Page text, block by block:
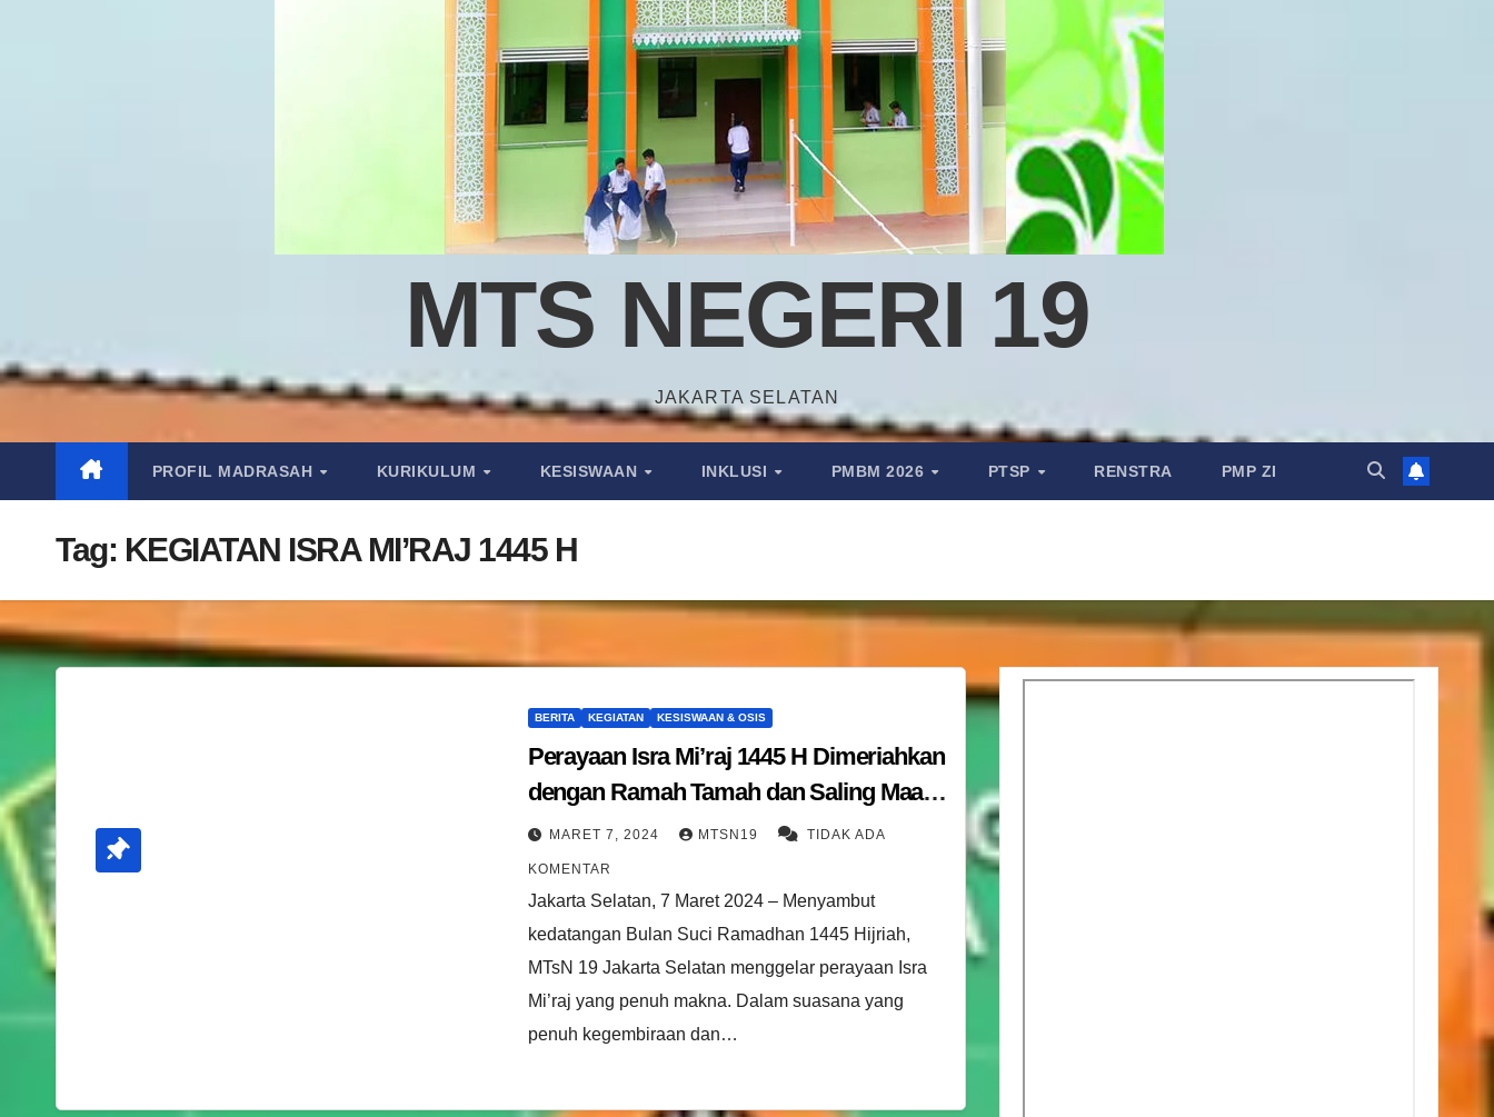
MTS NEGERI 19
JAKARTA SELATAN
PROFIL MADRASAH KURIKULUM KESISWAAN INKLUSI PMBM 2026 PTSP RENSTRA PMP ZI
Tag: KEGIATAN ISRA MI’RAJ 1445 H
BERITA KEGIATAN KESISWAAN & OSIS
Perayaan Isra Mi’raj 1445 H Dimeriahkan
dengan Ramah Tamah dan Saling Maaf-
Memaafkan Menyambut Datangnya
Bulan Suci Ramadhan 1445 H di MTsN
19 Jakarta Selatan
MARET 7, 2024 MTSN19 TIDAK ADA
KOMENTAR
Jakarta Selatan, 7 Maret 2024 – Menyambut
kedatangan Bulan Suci Ramadhan 1445 Hijriah,
MTsN 19 Jakarta Selatan menggelar perayaan Isra
Mi’raj yang penuh makna. Dalam suasana yang
penuh kegembiraan dan…